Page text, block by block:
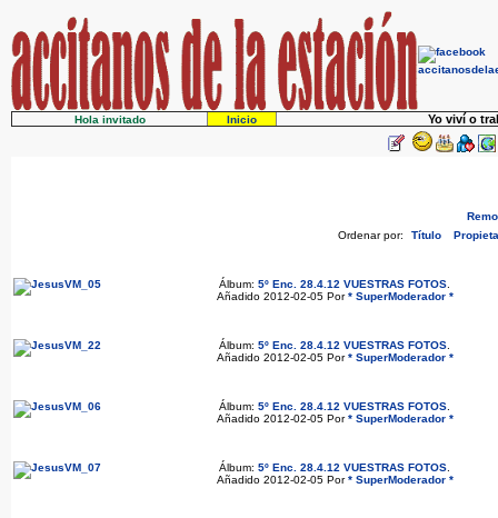
Hola invitado Inicio Yo viví o
Ordenar por:
Título
Álbum: 5º Enc. 28.4.12 VUESTRAS FOTOS
Añadido 2012-02-05 Por* SuperModerador *
Álbum: 5º Enc. 28.4.12 VUESTRAS FOTOS
Añadido 2012-02-05 Por* SuperModerador *
Álbum: 5º Enc. 28.4.12 VUESTRAS FOTOS
Añadido 2012-02-05 Por* SuperModerador *
Álbum: 5º Enc. 28.4.12 VUESTRAS FOTOS
Añadido 2012-02-05 Por* SuperModerador *